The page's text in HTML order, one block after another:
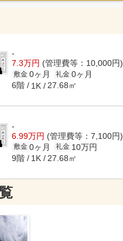
-
7.3万円 (管理費等：10,000円)
敷金 0ヶ月 礼金 0ヶ月
6階 1K 27.68㎡
-
6.99万円 (管理費等：7,100円)
敷金 0ヶ月 礼金 10万円
9階 1K 27.68㎡